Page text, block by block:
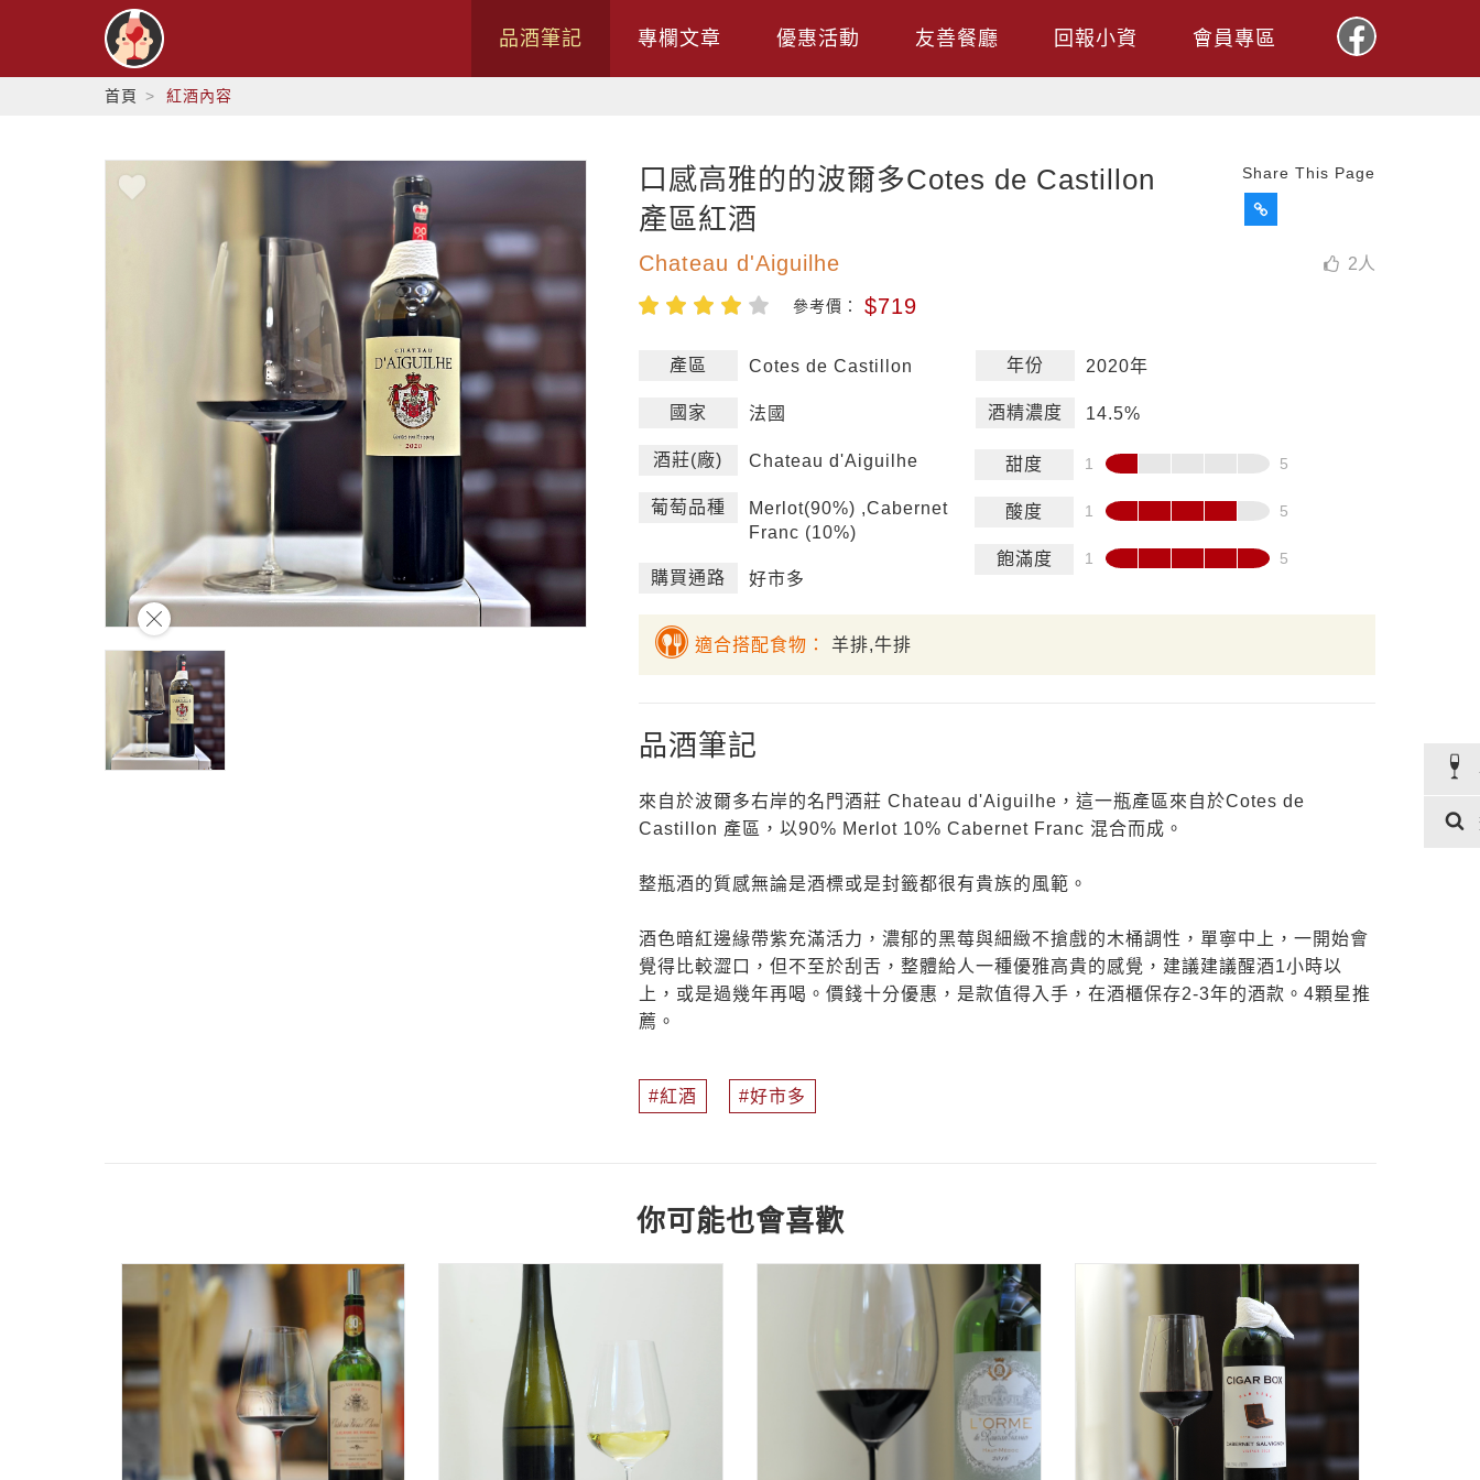
品酒筆記 專欄文章 優惠活動 友善餐廳 回報小資 會員專區
首頁 紅酒內容
Share This Page
2 人
口感高雅的的波爾多Cotes de Castillon
產區紅酒
Chateau d'Aiguilhe
參考價： $719
產區 Cotes de Castillon
國家 法國
酒莊(廠) Chateau d'Aiguilhe
葡萄品種
Merlot(90%) ,Cabernet
Franc (10%)
購買通路 好市多
年份 2020年
酒精濃度 14.5%
甜度
酸度
飽滿度
適合搭配食物： 羊排,牛排
品酒筆記
來自於波爾多右岸的名門酒莊 Chateau d'Aiguilhe，這一瓶產區來自於Cotes de
Castillon 產區，以90% Merlot 10% Cabernet Franc 混合而成。
整瓶酒的質感無論是酒標或是封籤都很有貴族的風範。
酒色暗紅邊緣帶紫充滿活力，濃郁的黑莓與細緻不搶戲的木桶調性，單寧中上，一開始會
覺得比較澀口，但不至於刮舌，整體給人一種優雅高貴的感覺，建議建議醒酒1小時以
上，或是過幾年再喝。價錢十分優惠，是款值得入手，在酒櫃保存2-3年的酒款。4顆星推
薦。
紅酒 好市多
你可能也會喜歡